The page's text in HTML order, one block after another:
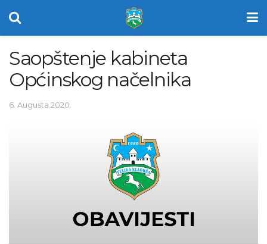
Saopštenje kabineta
Općinskog načelnika
6. Augusta 2020.